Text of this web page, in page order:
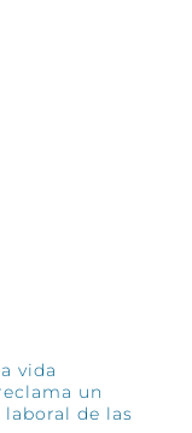
vida
un
de las